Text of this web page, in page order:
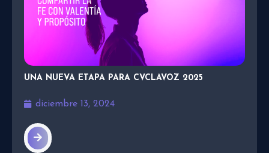
UNA NUEVA ETAPA PARA CVCLAVOZ 2025
diciembre 13, 2024